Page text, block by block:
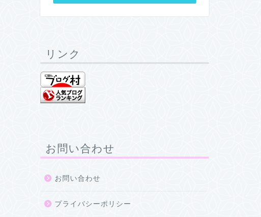
リンク
お問い合わせ
お問い合わせ
プライバシーポリシー